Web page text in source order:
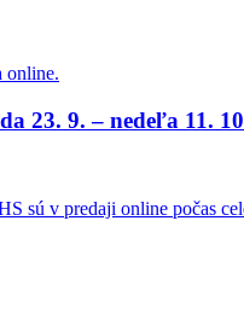
online.
23. 9. – nedeľa 11.
sú v predaji online počas